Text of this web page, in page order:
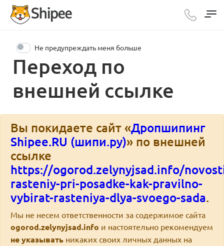
Переход по
внешней ссылке
Не предупреждать меня больше
Вы покидаете сайт «Дропшипинг
Shipee.RU (шипи.ру)» по внешней
ссылке
https://ogorod.zelynyjsad.info/
rasteniy-pri-posadke-kak-pravilno-
vybirat-rasteniya-dlya-svoego-sada.
Мы не несем ответственности за содержимое сайта
ogorod.zelynyjsad.info и настоятельно рекомендуем
не указывать никаких своих личных данных на